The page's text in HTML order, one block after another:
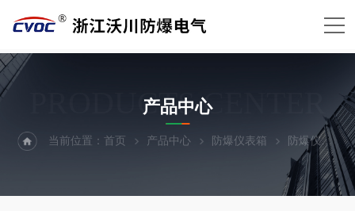
PRODUCTS CENTER
产品中心
当前位置：首页 产品中心 防爆仪表箱 防爆仪表盘